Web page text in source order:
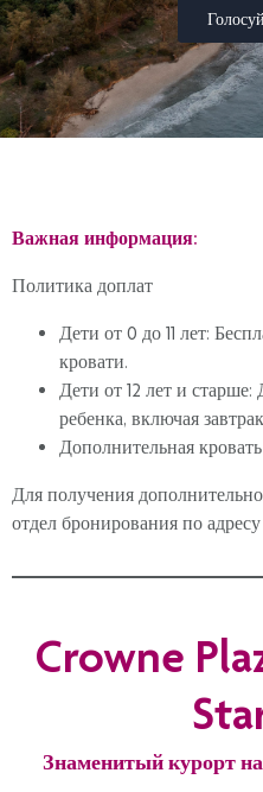
Важная информация:
Политика доплат
Дети от 0 до 11 лет:
кровати.
Дети от 12 лет и
ребенка, включая
Дополнительная
Для получения
отдел бронирования по
Для бонусных ночей:
В целях обеспечения
всех гостей использование
устройств для аэросъёмки на
Crowne
Знаменитый курорт